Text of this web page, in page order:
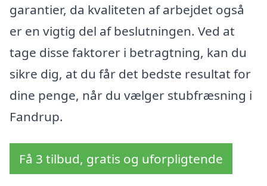
garantier, da kvaliteten af arbejdet også
er en vigtig del af beslutningen. Ved at
tage disse faktorer i betragtning, kan du
sikre dig, at du får det bedste resultat for
dine penge, når du vælger stubfræsning i
Fandrup.
Få 3 tilbud, gratis og uforpligtende